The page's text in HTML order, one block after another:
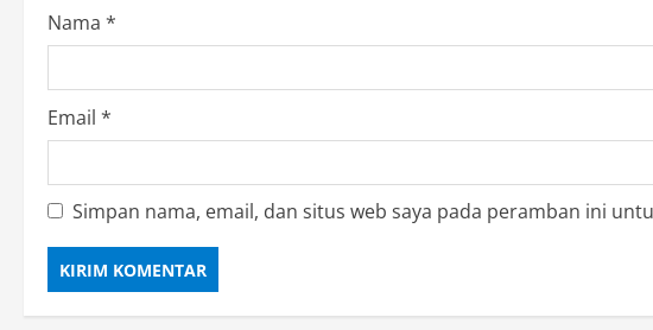
n
Nama *
Email *
Simpan nama, email, dan situs web saya pada peramban ini